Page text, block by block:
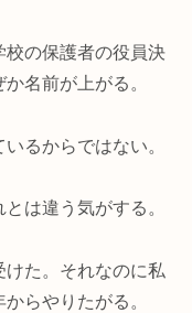
校の保護者の役員決
名前が上がる。
るからではない。
は違う気がする。
た。それなのに私
らやりたがる。